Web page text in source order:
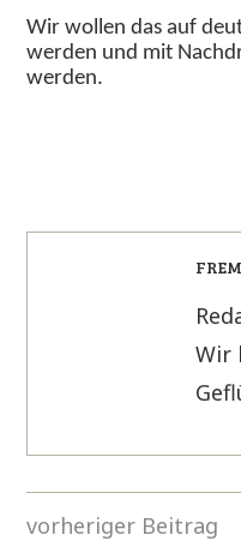
Wir wollen das auf
werden und mit
werden.
Wir
vorheriger Beitrag